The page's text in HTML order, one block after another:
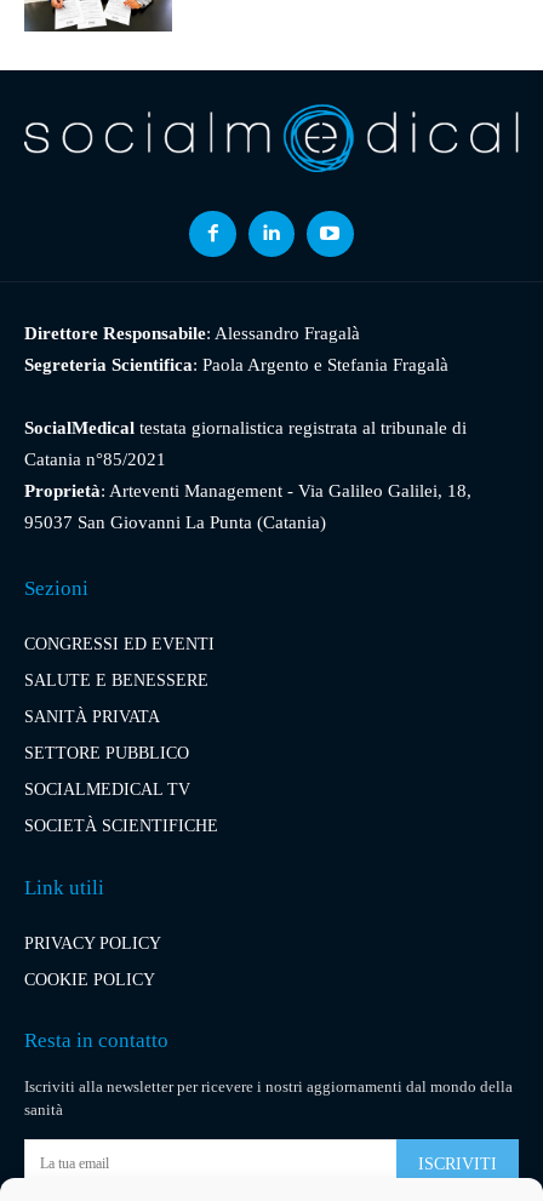
Direttore Responsabile: Alessandro Fragalà
Segreteria Scientifica: Paola Argento e Stefania Fragalà
SocialMedical testata giornalistica registrata al tribunale di
Catania n°85/2021
Proprietà: Arteventi Management - Via Galileo Galilei, 18,
95037 San Giovanni La Punta (Catania)
Sezioni
CONGRESSI ED EVENTI
SALUTE E BENESSERE
SANITÀ PRIVATA
SETTORE PUBBLICO
SOCIALMEDICAL TV
SOCIETÀ SCIENTIFICHE
Link utili
PRIVACY POLICY
COOKIE POLICY
Resta in contatto
Iscriviti alla newsletter per ricevere i nostri aggiornamenti dal mondo della
sanità
ISCRIVITI